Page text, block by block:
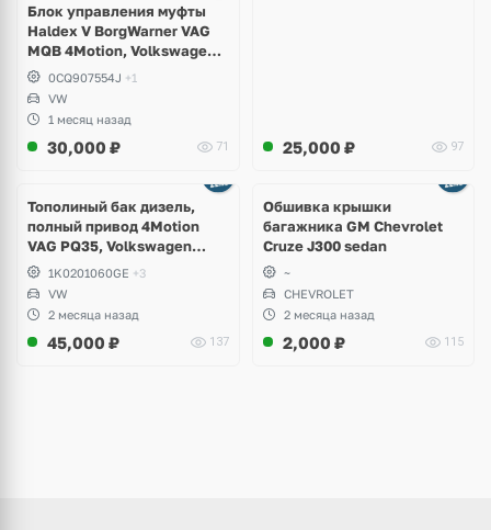
Блок управления муфты
Haldex V BorgWarner VAG
MQB 4Motion, Volkswagen
Tiguan
0CQ907554J +1
VW
1 месяц назад
30,000 ₽ 71 25,000 ₽ 97
Тополиный бак дизель,
полный привод 4Motion
VAG PQ35, Volkswagen
Scirocco, Golf V, VI, Skoda
Yeti, Octavia A5, Superb,
Audi A3, Seat Altea
1K0201060GE +3
VW
2 месяца назад
45,000 ₽ 137
Обшивка крышки
багажника GM Chevrolet
Cruze J300 sedan
~
CHEVROLET
2 месяца назад
2,000 ₽ 115